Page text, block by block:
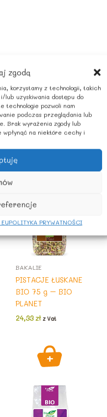
zgodą
korzystamy z technologii, takich
lub uzyskiwania dostępu do
technologie pozwoli nam
podczas przeglądania lub
Brak wyrażenia zgody lub
wpłynąć na niektóre cechy i
POLITYKA PRYWATNOŚCI
miejscu.
BAKALIE
PISTACJE ŁUSKANE
BIO 75 g – BIO
PLANET
24,33zł z Vat